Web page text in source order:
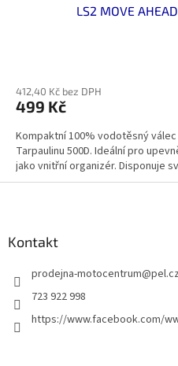
LS2 MOVE
412,40 Kč bez DPH
499 Kč
Kompaktní 100% vodotěsný
Tarpaulinu 500D. Ideální pro
jako vnitřní organizér. Disponuje
Kontakt
prodejna-motocentrum@pel.cz
723 922 998
https://www.facebook.com/